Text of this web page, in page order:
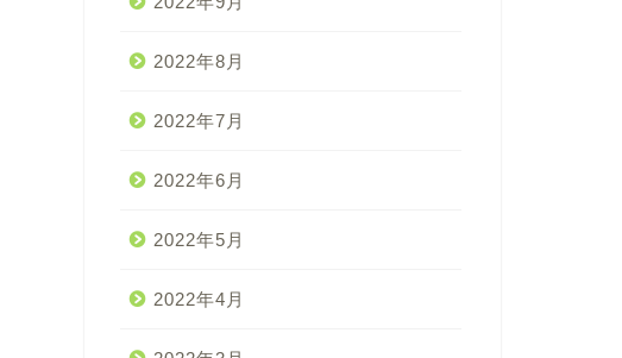
2022年8月
2022年7月
2022年6月
2022年5月
2022年4月